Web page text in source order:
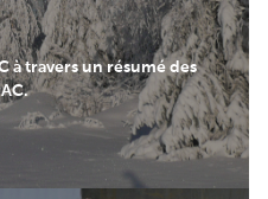
à travers un résumé des